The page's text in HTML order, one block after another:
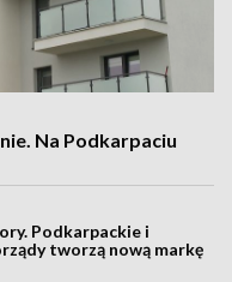
Na Podkarpaciu
Podkarpackie i
tworzą nową markę